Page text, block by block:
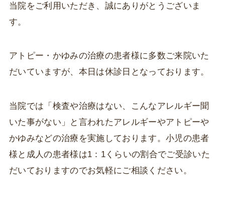
当院をご利用いただき、誠にありがとうございま
す。
アトピー・かゆみの治療の患者様に多数ご来院いた
だいていますが、本日は休診日となっております。
当院では「検査や治療はない、こんなアレルギー聞
いた事がない」と言われたアレルギーやアトピーや
かゆみなどの治療を実施しております。小児の患者
様と成人の患者様は1：1くらいの割合でご受診いた
だいておりますのでお気軽にご相談ください。